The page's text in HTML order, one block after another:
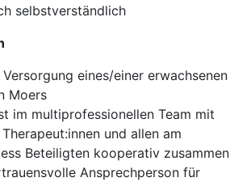
selbstverständlich
eines/einer erwachsenen
Moers
im multiprofessionellen Team mit
und allen am
Beteiligten kooperativ zusammen
Ansprechperson für